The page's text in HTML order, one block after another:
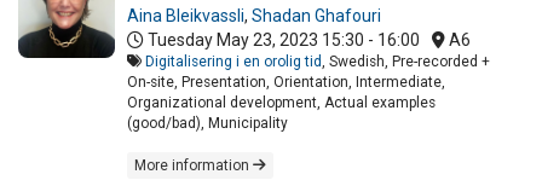
Aina Bleikvassli, Shadan Ghafouri
Tuesday May 23, 2023 15:30 - 16:00 A6
Digitalisering i en orolig tid , Swedish, Pre-recorded +
On-site, Presentation, Orientation, Intermediate,
Organizational development, Actual examples
(good/bad), Municipality
More information